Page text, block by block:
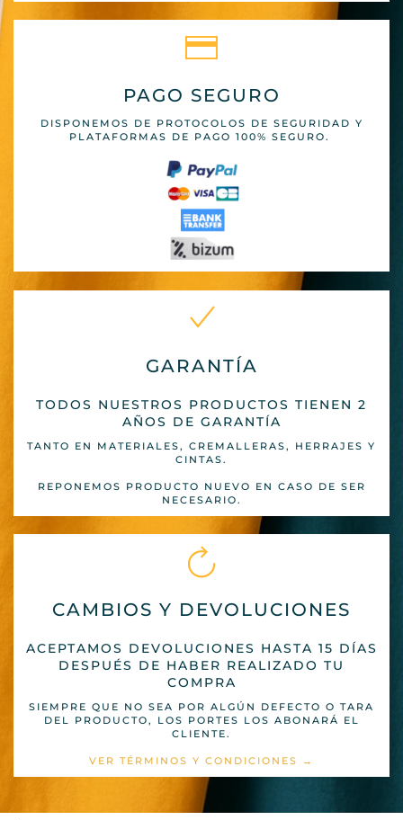
PAGO SEGURO
DISPONEMOS DE PROTOCOLOS DE SEGURIDAD Y
PLATAFORMAS DE PAGO 100% SEGURO.
GARANTÍA
TODOS NUESTROS PRODUCTOS TIENEN 2
AÑOS DE GARANTÍA
TANTO EN MATERIALES, CREMALLERAS, HERRAJES Y
CINTAS.
REPONEMOS PRODUCTO NUEVO EN CASO DE SER
NECESARIO.
CAMBIOS Y DEVOLUCIONES
ACEPTAMOS DEVOLUCIONES HASTA 15 DÍAS
DESPUÉS DE HABER REALIZADO TU
COMPRA
SIEMPRE QUE NO SEA POR ALGÚN DEFECTO O TARA
DEL PRODUCTO, LOS PORTES LOS ABONARÁ EL
CLIENTE.
VER TÉRMINOS Y CONDICIONES →